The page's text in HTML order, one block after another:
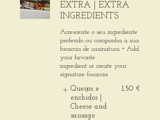
EXTRA | EXTRA
INGREDIENTS
Acrescente o seu ingrediente
preferido ou componha a sua
focaccia de assinatura・Add
your favorite
ingredient or create your
signature focaccia
Queijos e
enchidos |
Cheese and
sausage
1,50 €